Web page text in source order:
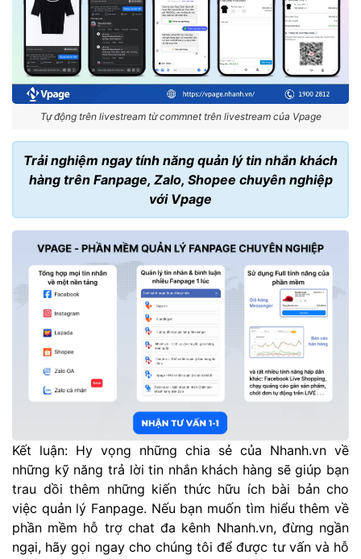
Tự động trên livestream từ commnet trên livestream của Vpage
Trải nghiệm ngay tính năng quản lý tin nhắn khách
hàng trên Fanpage, Zalo, Shopee chuyên nghiệp
với Vpage
Kết luận: Hy vọng những chia sẻ của Nhanh.vn về
những kỹ năng trả lời tin nhắn khách hàng sẽ giúp bạn
trau dồi thêm những kiến thức hữu ích bài bản cho
việc quản lý Fanpage. Nếu bạn muốn tìm hiểu thêm về
phần mềm hỗ trợ chat đa kênh Nhanh.vn, đừng ngần
ngại, hãy gọi ngay cho chúng tôi để được tư vấn và hỗ